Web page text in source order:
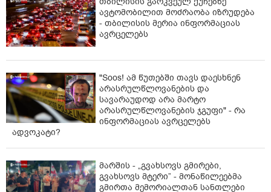
ავტომობილით მოძრაობა იზრუდება
- თბილისის მერია ინფორმაციას
ავრცელებს
"Soos! ამ წუთებში თავს დაესხნენ
არასრულწლოვანების და
სავარაუდოდ არა მარტო
არასრულწლოვანების ჯგუფი" - რა
ინფორმაციას ავრცელებს
ადვოკატი?
მარშის - „გვახსოვს გმირები,
გვახსოვს მტერი” - მონაწილეებმა
გმირთა მემორიალთან სანთლები